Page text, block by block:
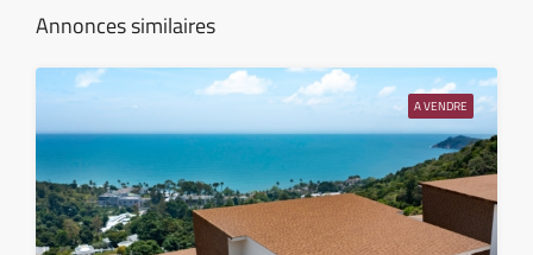
12
jeu
13
Août
Annonces similaires
A VENDRE